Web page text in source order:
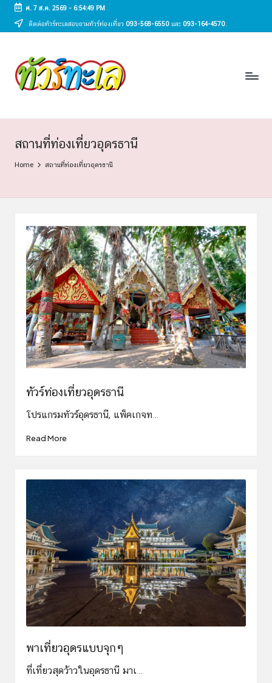
Skip
content
ศ. 7 ส.ค. 2569- 6:54:49 PM
ติดต่อทัวร์ทะเลสอบถามทัวร์ท่องเที่ยว 093-568-6550และ 093-164-4570.
ทั
ว
ท
ะ
เ
ทัวร์
ทะเล
ราคา
แพ็ก
จ
ทะเล
สถานที่ท่องเที่ยวอุดรธานี
Home สถานที่ท่องเที่ยวอุดรธานี
ทัวร์ท่องเที่ยวอุดรธานี
โปรแกรมทัวร์อุดรธานี, แพ็คเกจท…
Read More
พาเที่ยวอุดรแบบจุกๆ
ที่เที่ยวสุดว้าวในอุดรธานี มาเ…